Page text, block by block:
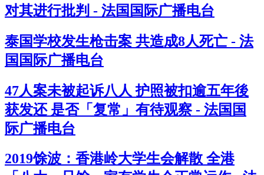
对其进行批判 - 法国国际广播电台
泰国学校发生枪击案 共造成8人死亡 - 法
国国际广播电台
47人案未被起诉八人 护照被扣逾五年後
获发还 是否「复常」有待观察 - 法国国
际广播电台
2019馀波：香港岭大学生会解散 全港